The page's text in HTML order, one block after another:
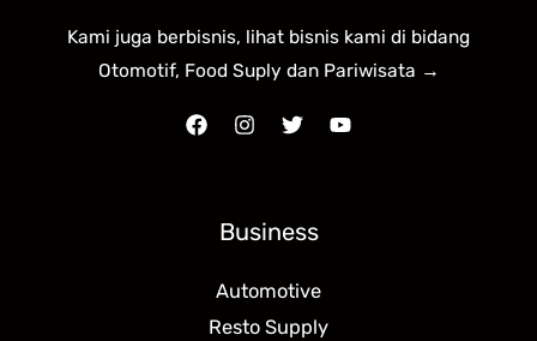
Kami juga berbisnis, lihat bisnis kami di bidang
Otomotif, Food Suply dan Pariwisata →
Business
Automotive
Resto Supply